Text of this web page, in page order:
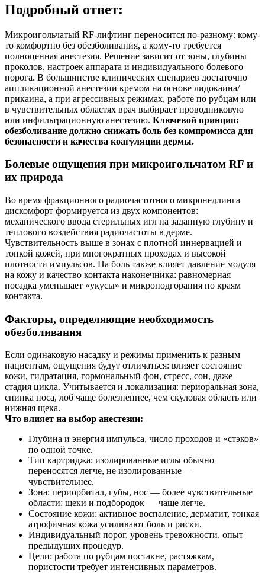
Подробный ответ:
Микроигольчатый RF‑лифтинг переносится по‑разному: кому-
то комфортно без обезболивания, а кому-то требуется
полноценная анестезия. Решение зависит от зоны, глубины
проколов, настроек аппарата и индивидуального болевого
порога. В большинстве клинических сценариев достаточно
аппликационной анестезии кремом на основе лидокаина/
прикаина, а при агрессивных режимах, работе по рубцам или
в чувствительных областях врач выбирает проводниковую
или инфильтрационную анестезию. Ключевой принцип:
обезболивание должно снижать боль без компромисса для
безопасности и качества коагуляции дермы.
Болевые ощущения при микроигольчатом RF и
их природа
Во время фракционного радиочастотного микронедлинга
дискомфорт формируется из двух компонентов:
механического ввода стерильных игл на заданную глубину и
теплового воздействия радиочастоты в дерме.
Чувствительность выше в зонах с плотной иннервацией и
тонкой кожей, при многократных проходах и высокой
плотности импульсов. На боль также влияет давление модуля
на кожу и качество контакта наконечника: равномерная
посадка уменьшает «укусы» и микроподгорания по краям
контакта.
Факторы, определяющие необходимость
обезболивания
Если одинаковую насадку и режимы применить к разным
пациентам, ощущения будут отличаться: влияет состояние
кожи, гидратация, гормональный фон, стресс, сон, даже
стадия цикла. Учитывается и локализация: периоральная зона,
спинка носа, лоб чаще болезненнее, чем скуловая область или
нижняя щека.
Что влияет на выбор анестезии:
Глубина и энергия импульса, число проходов и «стэков»
по одной точке.
Тип картриджа: изолированные иглы обычно
переносятся легче, не изолированные —
чувствительнее.
Зона: периорбитал, губы, нос — более чувствительные
области; щеки и подбородок — чаще легче.
Состояние кожи: активное воспаление, дерматит, тонкая
атрофичная кожа усиливают боль и риски.
Индивидуальный порог, уровень тревожности, опыт
предыдущих процедур.
Цели: работа по рубцам постакне, растяжкам,
пористости требует интенсивных параметров.